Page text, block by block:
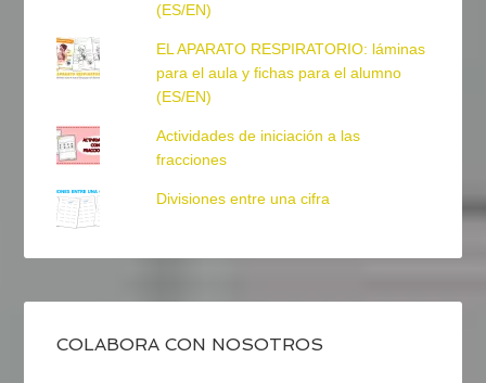
(ES/EN)
EL APARATO RESPIRATORIO: láminas
para el aula y fichas para el alumno
(ES/EN)
Actividades de iniciación a las
fracciones
Divisiones entre una cifra
COLABORA CON NOSOTROS